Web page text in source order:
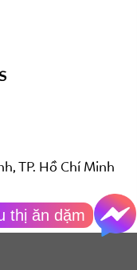
TP. Hồ Chí Minh
thị ăn dặm